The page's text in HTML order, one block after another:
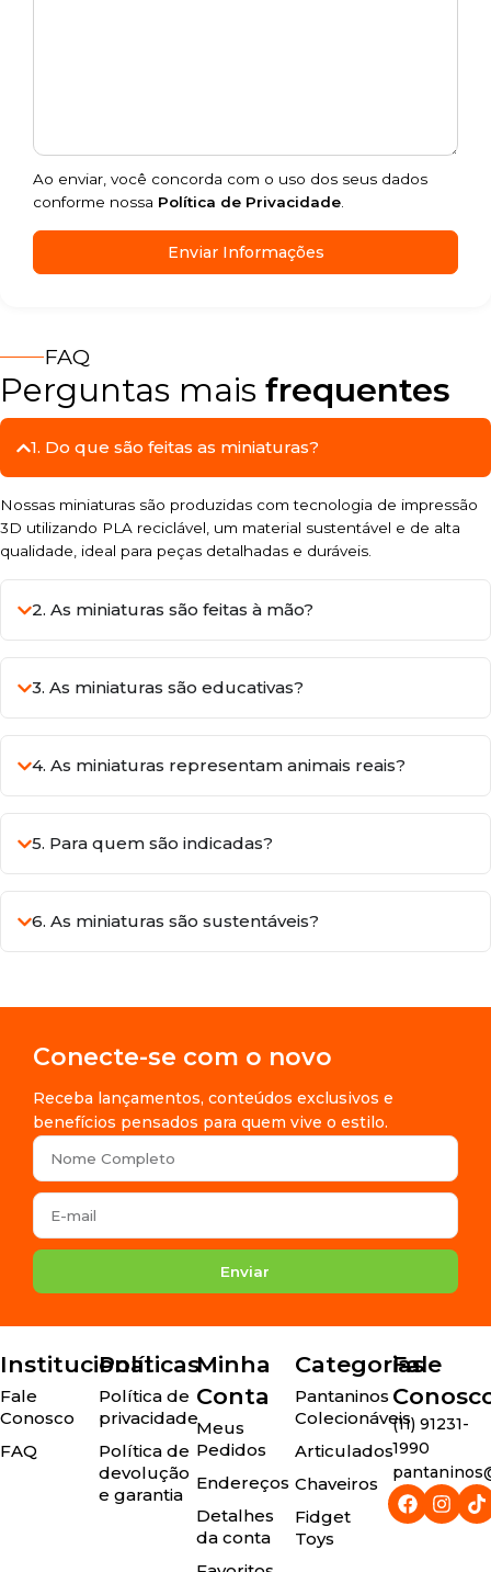
Ao enviar, você concorda com o uso dos seus dados
conforme nossa Política de Privacidade
Enviar Informações
FAQ
Perguntas mais frequentes
1. Do que são feitas as miniaturas?
Nossas miniaturas são produzidas com tecnologia de impressão
3D utilizando PLA reciclável, um material sustentável e de alta
qualidade, ideal para peças detalhadas e duráveis.
2. As miniaturas são feitas à mão?
3. As miniaturas são educativas?
4. As miniaturas representam animais reais?
5. Para quem são indicadas?
6. As miniaturas são sustentáveis?
Conecte-se com o novo
Receba lançamentos, conteúdos exclusivos e
benefícios pensados para quem vive o estilo.
Enviar
Institucional
Fale
Conosco
FAQ
Políticas
Política de
privacidade
Política de
devolução
e garantia
Minha
Conta
Meus
Pedidos
Endereços
Detalhes
da conta
Categorias
Pantaninos
Colecionáveis
Articulados
Chaveiros
Fidget
Toys
Fale
(11) 91231-
1990